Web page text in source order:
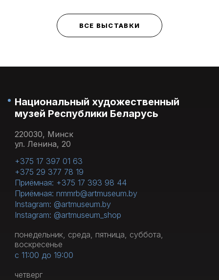
ВСЕ ВЫСТАВКИ
Национальный художественный
музей Республики Беларусь
220030, Минск
ул. Ленина, 20
+375 17 397 01 63
+375 29 377 78 19
Приёмная: +375 17 393 98 44
Приёмная: nmmrb@artmuseum.by
Instagram: @artmuseum.by
Instagram: @artmuseum_shop
понедельник, среда, пятница, суббота,
воскресенье
с 11:00 до 19:00
четверг